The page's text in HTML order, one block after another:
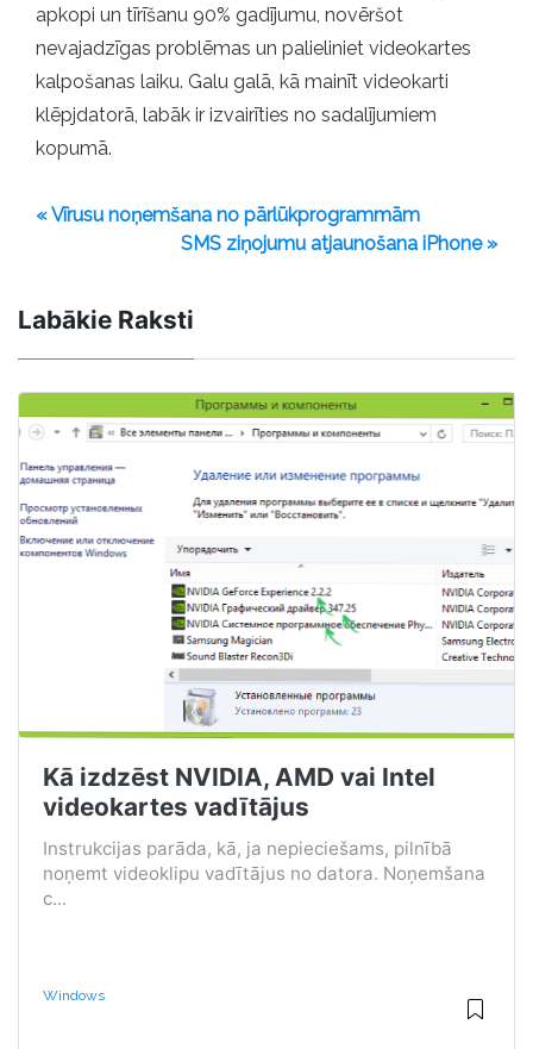
apkopi un tīrīšanu 90% gadījumu, novēršot
nevajadzīgas problēmas un palieliniet videokartes
kalpošanas laiku. Galu galā, kā mainīt videokarti
klēpjdatorā, labāk ir izvairīties no sadalījumiem
kopumā.
« Vīrusu noņemšana no pārlūkprogrammām
SMS ziņojumu atjaunošana iPhone »
Labākie Raksti
Kā izdzēst NVIDIA, AMD vai Intel
videokartes vadītājus
Instrukcijas parāda, kā, ja nepieciešams, pilnībā
noņemt videoklipu vadītājus no datora. Noņemšana
c...
Windows